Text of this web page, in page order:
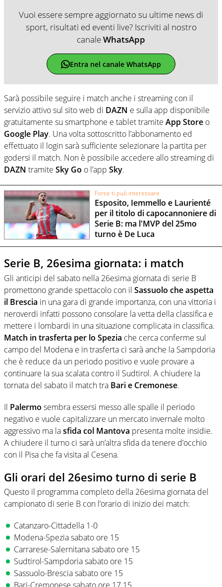
Vuoi essere sempre aggiornato su ultime news di
sport, risultati ed eventi live? Iscriviti al nostro
canaleWhatsApp
Entra nel canale WhatsApp
Sarà possibile seguire i match anche i streaming con il
servizio attivo sul sito web di DAZN e sulla app disponibile
gratuitamente su smartphone e tablet tramite AppStore o
Google Play. Una volta sottoscritto l’abbonamento ed
effettuato il login sarà sufficiente selezionare la partita per
godersi il match. Non è possibile accedere allo streaming di
DAZN tramite Sky Go o l’app Sky.
Forse ti può interessare
Esposito, Iemmello e Laurienté
per il titolo di capocannoniere di
Serie B: ma l'MVP del 25mo
turno è De Luca
Serie B, 26esima giornata: i match
Gli anticipi del sabato nella 26esima giornata di serie B
promettono grande spettacolo con il Sassuolo che aspetta
il Brescia in una gara di grande importanza, con una vittoria i
neroverdi infatti possono consolare la vetta della classifica e
mettere i lombardi in una situazione complicata in classifica.
Match in trasferta per lo Spezia che cerca conferme sul
campo del Modena e in trasferta ci sarà anche la Sampdoria
che è reduce da un periodo positivo e vuole provare a
continuare la sua scalata contro il Sudtirol. A chiudere la
tornata del sabato il match tra Bari e Cremonese.
Il Palermo sembra essersi messo alle spalle il periodo
negativo e vuole capitalizzare un mercato invernale molto
aggressivo ma lasfida col Mantova presenta molte insidie.
A chiudere il turno ci sarà un’altra sfida da tenere d’occhio
con il Pisa che fa visita al Cesena.
Gli orari del 26esimo turno di serie B
Questo il programma completo della 26esima giornata del
campionato di serie B con l’orario di inizio dei match:
Catanzaro-Cittadella 1-0
Modena-Spezia sabato ore 15
Carrarese-Salernitana sabato ore 15
Sudtirol-Sampdoria sabato ore 15
Sassuolo-Brescia sabato ore 15